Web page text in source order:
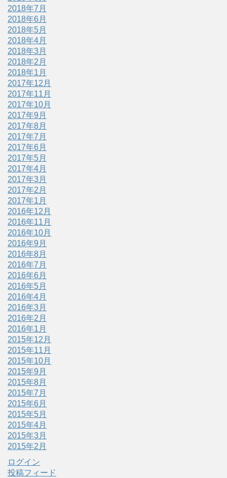
2018年7月
2018年6月
2018年5月
2018年4月
2018年3月
2018年2月
2018年1月
2017年12月
2017年11月
2017年10月
2017年9月
2017年8月
2017年7月
2017年6月
2017年5月
2017年4月
2017年3月
2017年2月
2017年1月
2016年12月
2016年11月
2016年10月
2016年9月
2016年8月
2016年7月
2016年6月
2016年5月
2016年4月
2016年3月
2016年2月
2016年1月
2015年12月
2015年11月
2015年10月
2015年9月
2015年8月
2015年7月
2015年6月
2015年5月
2015年4月
2015年3月
2015年2月
ログイン
投稿フィード